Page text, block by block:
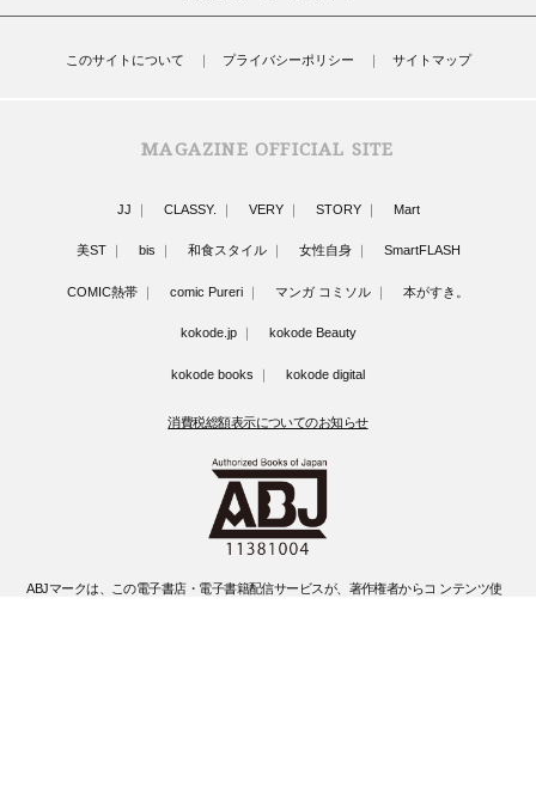
このサイトについて プライバシーポリシー サイトマップ
MAGAZINE OFFICIAL SITE
JJ CLASSY. VERY STORY Mart
美ST bis 和食スタイル 女性自身 SmartFLASH
COMIC熱帯 comic Pureri マンガ コミソル 本がすき。
kokode.jp kokode Beauty
kokode books kokode digital
消費税総額表示についてのお知らせ
ABJマークは、この電子書店・電子書籍配信サービスが、著作権者からコ ンテンツ使